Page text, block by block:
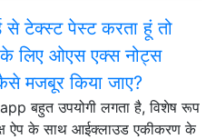
से टेक्स्ट पेस्ट करता हूं तो
के लिए ओएस एक्स नोट्स
मजबूर किया जाए?
बहुत उपयोगी लगता है, विशेष रूप
ऐप के साथ आईक्लाउड एकीकरण के